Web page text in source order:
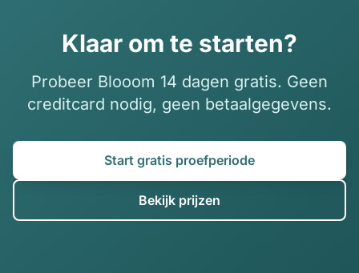
Klaar om te starten?
Probeer Blooom 14 dagen gratis. Geen
creditcard nodig, geen betaalgegevens.
Start gratis proefperiode
Bekijk prijzen